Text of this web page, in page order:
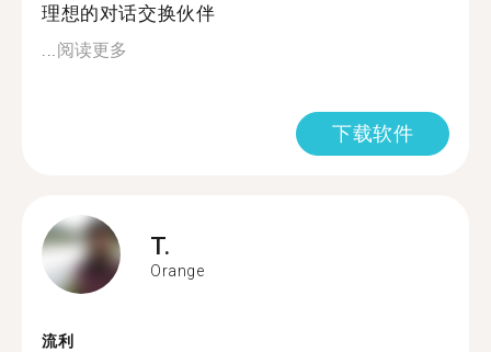
理想的对话交换伙伴
阅读更多
下载软件
T.
Orange
流利